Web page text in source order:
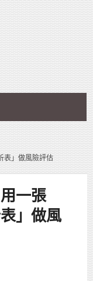
表」做風險評估
一張
」做風